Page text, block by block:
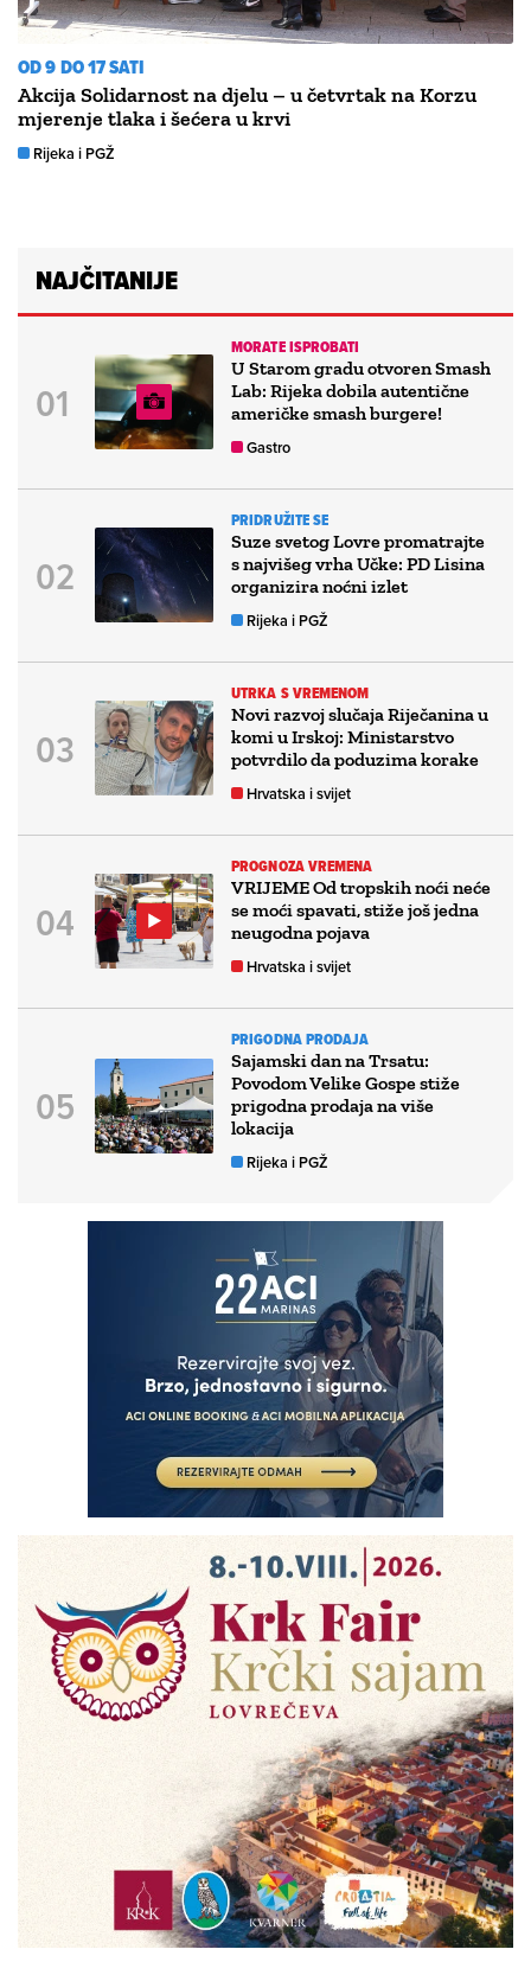
OD 9 DO 17 SATI
Akcija Solidarnost na djelu – u četvrtak na Korzu
mjerenje tlaka i šećera u krvi
Rijeka i PGŽ
NAJČITANIJE
MORATE ISPROBATI
U Starom gradu otvoren Smash
Lab: Rijeka dobila autentične
američke smash burgere!
Gastro
PRIDRUŽITE SE
Suze svetog Lovre promatrajte
s najvišeg vrha Učke: PD Lisina
organizira noćni izlet
Rijeka i PGŽ
UTRKA S VREMENOM
Novi razvoj slučaja Riječanina u
komi u Irskoj: Ministarstvo
potvrdilo da poduzima korake
Hrvatska i svijet
PROGNOZA VREMENA
VRIJEME Od tropskih noći neće
se moći spavati, stiže još jedna
neugodna pojava
Hrvatska i svijet
PRIGODNA PRODAJA
Sajamski dan na Trsatu:
Povodom Velike Gospe stiže
prigodna prodaja na više
lokacija
Rijeka i PGŽ